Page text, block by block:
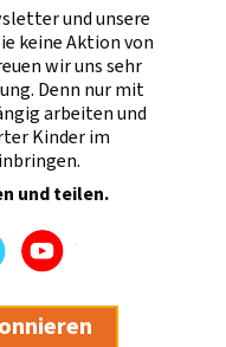
und unsere
keine Aktion von
wir uns sehr
Denn nur mit
arbeiten und
Kinder im
und teilen.
TwitterYoutube